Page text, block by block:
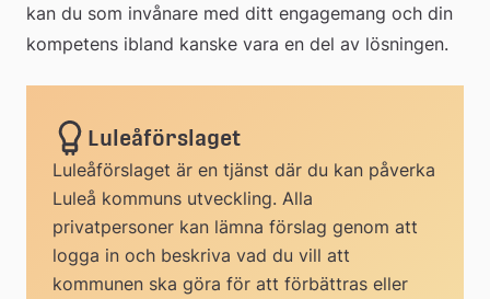
kan du som invånare med ditt engagemang och din
kompetens ibland kanske vara en del av lösningen.
Luleåförslaget
Luleåförslaget är en tjänst där du kan påverka
Luleå kommuns utveckling. Alla
privatpersoner kan lämna förslag genom att
logga in och beskriva vad du vill att
kommunen ska göra för att förbättras eller